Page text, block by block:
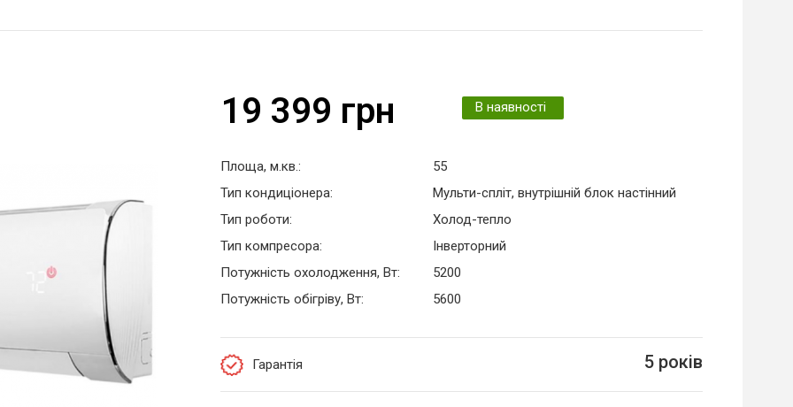
19 399 грн В наявності
Площа, м.кв.:
55
Тип кондиціонера:
Мульти-спліт, внутрішній блок настінний
Тип роботи:
Холод-тепло
Тип компресора:
Інверторний
Потужність охолодження, Вт:
5200
Потужність обігріву, Вт:
5600
Гарантія 5 років